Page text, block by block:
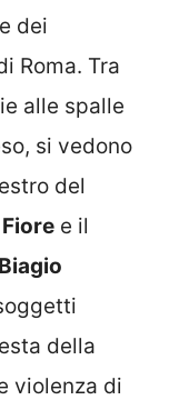
dei
Roma. Tra
alle spalle
si vedono
del
e il
Biagio
della
violenza di